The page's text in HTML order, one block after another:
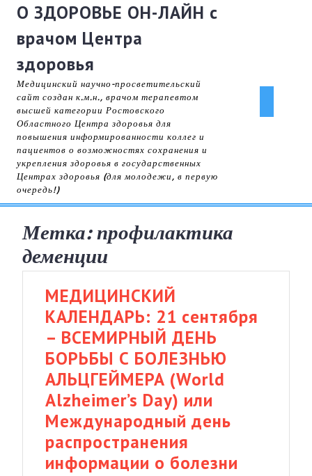
content
О ЗДОРОВЬЕ ОН-ЛАЙН с
врачом Центра
здоровья
Медицинский научно-просветительский
сайт создан к.м.н., врачом терапевтом
высшей категории Ростовского
Областного Центра здоровья для
повышения информированности коллег и
пациентов о возможностях сохранения и
укрепления здоровья в государственных
Центрах здоровья (для молодежи, в первую
очередь!)
Метка:профилактика
деменции
МЕДИЦИНСКИЙ
КАЛЕНДАРЬ: 21 сентября
– ВСЕМИРНЫЙ ДЕНЬ
БОРЬБЫ С БОЛЕЗНЬЮ
АЛЬЦГЕЙМЕРА (World
Alzheimer’s Day) или
Международный день
распространения
информации о болезни